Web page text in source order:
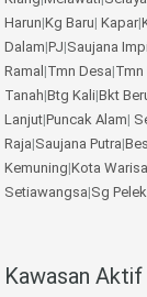
Harun|Kg Baru| Kapar|
Dalam|PJ|Saujana
Ramal |Tmn Desa|Tmn
Tanah|Btg Kali|Bkt
Lanjut|Puncak Alam|
Raja|Saujana Putra|
Kemuning|Kota
Setiawangsa|Sg Pelek
Kawasan Aktif